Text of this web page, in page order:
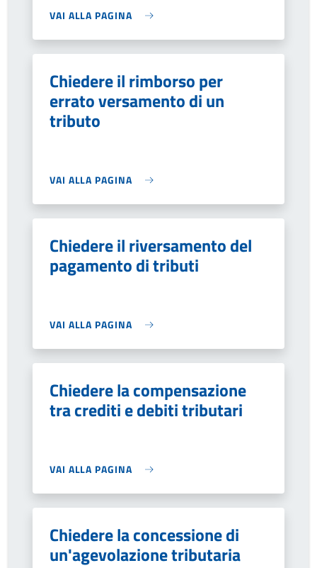
VAI ALLA PAGINA
Chiedere il rimborso per
errato versamento di un
tributo
VAI ALLA PAGINA
Chiedere il riversamento del
pagamento di tributi
VAI ALLA PAGINA
Chiedere la compensazione
tra crediti e debiti tributari
VAI ALLA PAGINA
Chiedere la concessione di
un'agevolazione tributaria